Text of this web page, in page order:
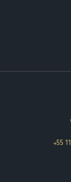
+55